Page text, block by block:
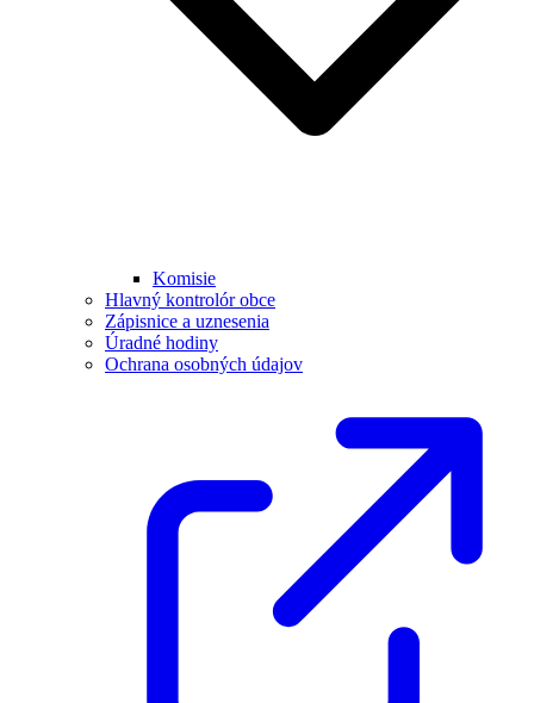
Komisie
Hlavný kontrolór obce
Zápisnice a uznesenia
Úradné hodiny
Ochrana osobných údajov